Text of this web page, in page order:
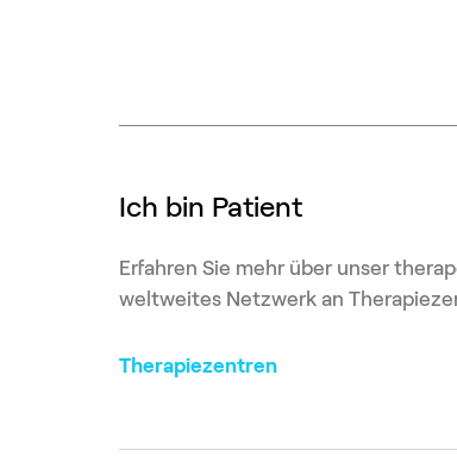
Ich bin Patient
Erfahren Sie mehr über unser
weltweites Netzwerk an
Therapiezentren